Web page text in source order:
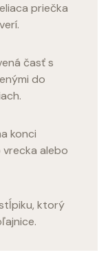
priečka
časť s
do
konci
alebo
ktorý